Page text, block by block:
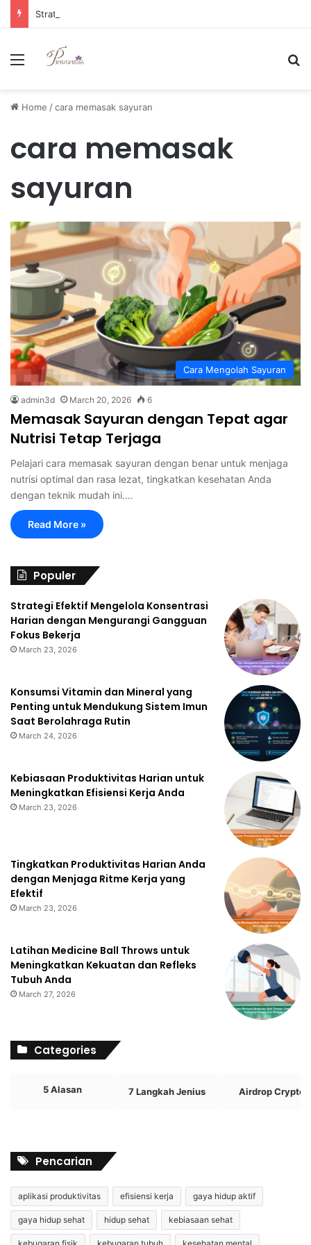
Menu
Home /cara memasak sayuran
cara memasak
sayuran
Cara Mengolah Sayuran
admin3d March 20, 2026 6
Memasak Sayuran dengan Tepat agar
Nutrisi Tetap Terjaga
Pelajari cara memasak sayuran dengan benar untuk menjaga
nutrisi optimal dan rasa lezat, tingkatkan kesehatan Anda
dengan teknik mudah ini.…
Read More »
Populer
Strategi Efektif Mengelola Konsentrasi
Harian dengan Mengurangi Gangguan
Fokus Bekerja
March 23, 2026
Konsumsi Vitamin dan Mineral yang
Penting untuk Mendukung Sistem Imun
Saat Berolahraga Rutin
March 24, 2026
Kebiasaan Produktivitas Harian untuk
Meningkatkan Efisiensi Kerja Anda
March 23, 2026
Tingkatkan Produktivitas Harian Anda
dengan Menjaga Ritme Kerja yang
Efektif
March 23, 2026
Latihan Medicine Ball Throws untuk
Meningkatkan Kekuatan dan Refleks
Tubuh Anda
March 27, 2026
Categories
5 Alasan 7 Langkah Jenius Airdrop Crypto
Pencarian
aplikasi produktivitas efisiensi kerja gaya hidup aktif
gaya hidup sehat hidup sehat kebiasaan sehat